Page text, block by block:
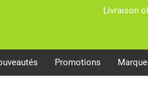
Livraison
Promotions